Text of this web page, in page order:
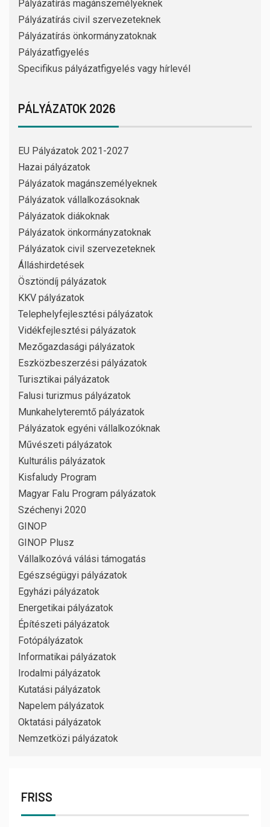
Pályázatírás magánszemélyeknek
Pályázatírás civil szervezeteknek
Pályázatírás önkormányzatoknak
Pályázatfigyelés
Specifikus pályázatfigyelés vagy hírlevél
PÁLYÁZATOK 2026
EU Pályázatok 2021-2027
Hazai pályázatok
Pályázatok magánszemélyeknek
Pályázatok vállalkozásoknak
Pályázatok diákoknak
Pályázatok önkormányzatoknak
Pályázatok civil szervezeteknek
Álláshirdetések
Ösztöndíj pályázatok
KKV pályázatok
Telephelyfejlesztési pályázatok
Vidékfejlesztési pályázatok
Mezőgazdasági pályázatok
Eszközbeszerzési pályázatok
Turisztikai pályázatok
Falusi turizmus pályázatok
Munkahelyteremtő pályázatok
Pályázatok egyéni vállalkozóknak
Művészeti pályázatok
Kulturális pályázatok
Kisfaludy Program
Magyar Falu Program pályázatok
Széchenyi 2020
GINOP
GINOP Plusz
Vállalkozóvá válási támogatás
Egészségügyi pályázatok
Egyházi pályázatok
Energetikai pályázatok
Építészeti pályázatok
Fotópályázatok
Informatikai pályázatok
Irodalmi pályázatok
Kutatási pályázatok
Napelem pályázatok
Oktatási pályázatok
Nemzetközi pályázatok
FRISS